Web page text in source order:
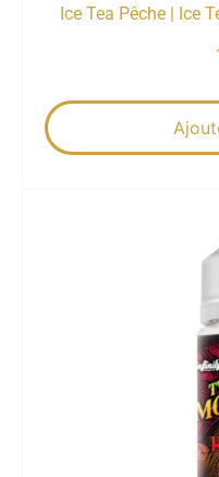
Ice Tea Pêche | Ice